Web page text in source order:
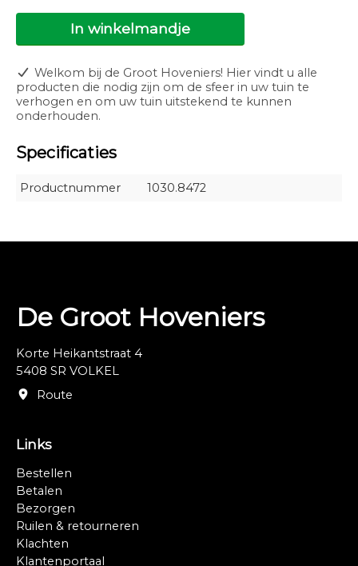
In winkelmandje
Welkom bij de Groot Hoveniers! Hier vindt u alle
producten die nodig zijn om de sfeer in uw tuin te
verhogen en om uw tuin uitstekend te kunnen
onderhouden.
Specificaties
Productnummer 1030.8472
De Groot Hoveniers
Korte Heikantstraat 4
5408 SR VOLKEL
Route
Links
Bestellen
Betalen
Bezorgen
Ruilen & retourneren
Klachten
Klantenportaal